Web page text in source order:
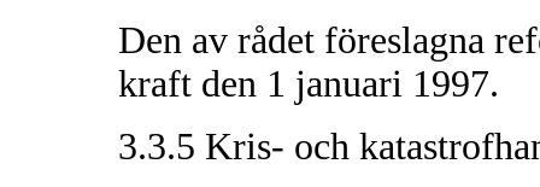
Den av rådet föreslagna
kraft den 1 januari 1997.
3.3.5 Kris- och